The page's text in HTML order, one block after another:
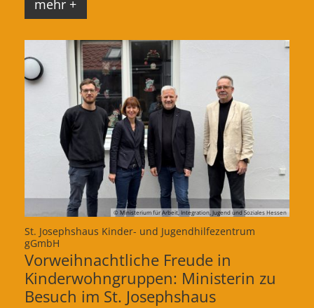
mehr +
© Ministerium für Arbeit, Integration, Jugend und Soziales Hessen
St. Josephshaus Kinder- und Jugendhilfezentrum
gGmbH
Vorweihnachtliche Freude in
Kinderwohngruppen: Ministerin zu
Besuch im St. Josephshaus